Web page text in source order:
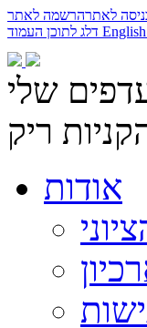
לאתרהרשמה לאתר
שלי
ריק
אודות